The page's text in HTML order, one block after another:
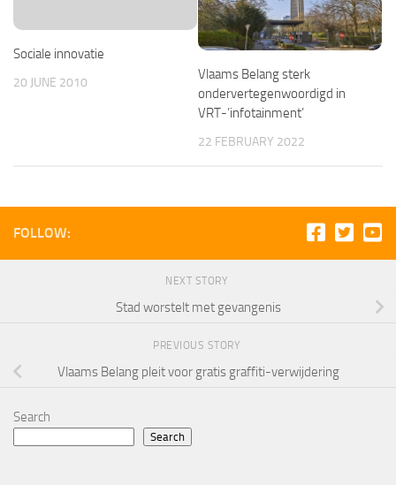
Sociale innovatie
20 JUNE 2010
Vlaams Belang sterk
ondervertegenwoordigd in
VRT-’infotainment’
22 FEBRUARY 2022
FOLLOW:
NEXT STORY
Stad worstelt met gevangenis
PREVIOUS STORY
Vlaams Belang pleit voor gratis graffiti-verwijdering
Search
Search